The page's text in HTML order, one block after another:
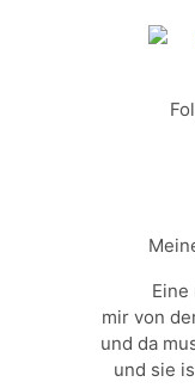
mir von
und da
und sie